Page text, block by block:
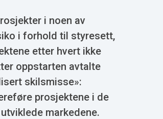
i noen av
i forhold til styresett,
etter hvert ikke
oppstarten avtalte
skilsmisse»:
prosjektene i de
markedene.